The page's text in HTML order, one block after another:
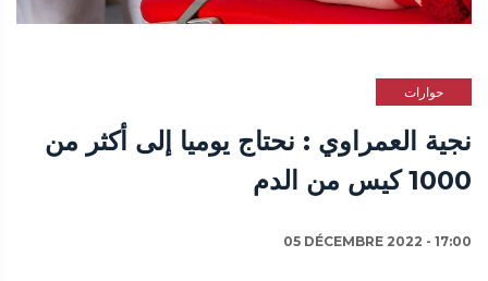
حوارات
نجية العمراوي : نحتاج يوميا إلى أكثر من
1000 كيس من الدم
05 DÉCEMBRE 2022 - 17:00